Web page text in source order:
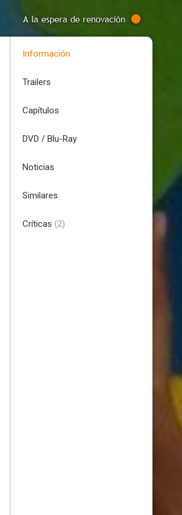
A la espera de renovación
Información
Trailers
Capítulos
DVD / Blu-Ray
Noticias
Similares
Críticas (2)